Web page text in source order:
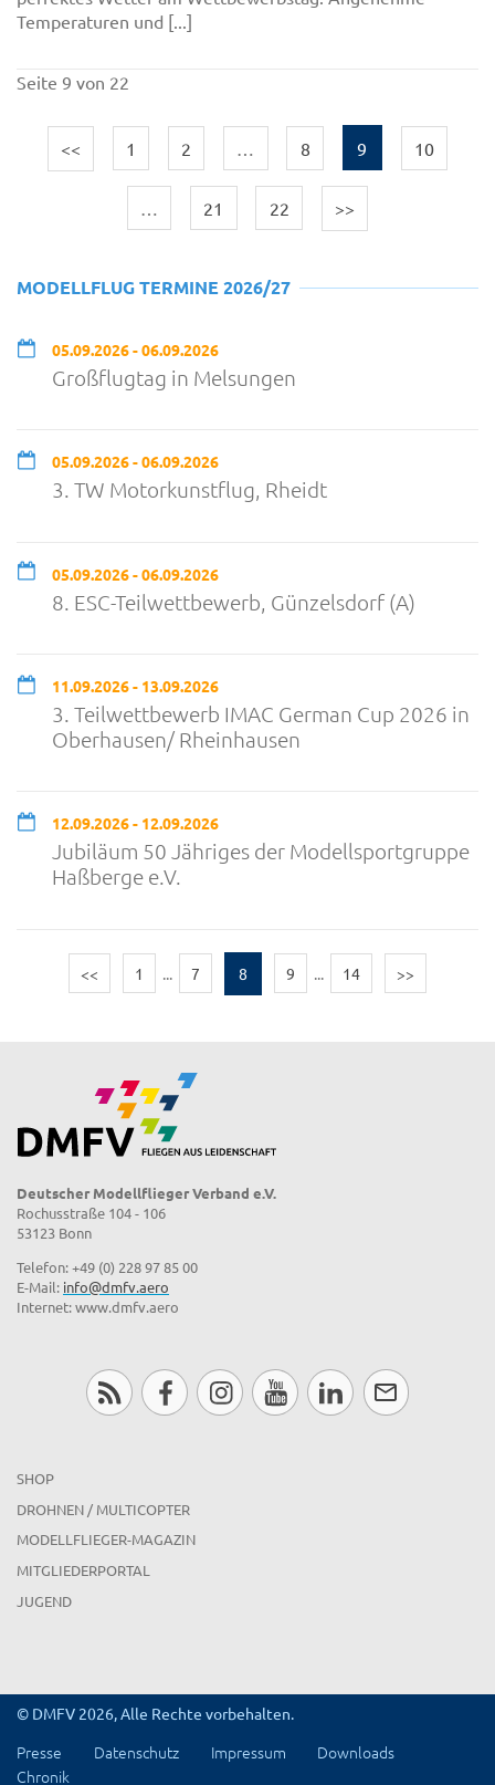
Temperaturen und [...]
Seite 9 von 22
<< 1 2 8 9 10
21 22 >>
MODELLFLUG TERMINE 2026/27
05.09.2026 - 06.09.2026
Großflugtag in Melsungen
05.09.2026 - 06.09.2026
3. TW Motorkunstflug, Rheidt
05.09.2026 - 06.09.2026
8. ESC-Teilwettbewerb, Günzelsdorf (A)
11.09.2026 - 13.09.2026
3. Teilwettbewerb IMAC German Cup 2026 in
Oberhausen/ Rheinhausen
12.09.2026 - 12.09.2026
Jubiläum 50 Jähriges der Modellsportgruppe
Haßberge e.V.
<< 1 ... 7 8 9 ... 14 >>
Deutscher Modellflieger Verband e.V.
Rochusstraße 104 - 106
53123 Bonn
Telefon: +49 (0) 228 97 85 00
E-Mail: info@dmfv.aero
Internet: www.dmfv.aero
SHOP
DROHNEN / MULTICOPTER
MODELLFLIEGER-MAGAZIN
MITGLIEDERPORTAL
JUGEND
© DMFV 2026, Alle Rechte vorbehalten.
Presse Datenschutz Impressum
Downloads
Chronik